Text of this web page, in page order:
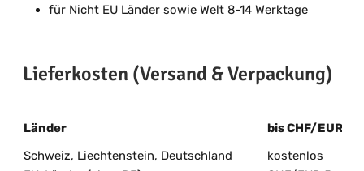
für Nicht EU Länder sowie Welt 8-14 Werktage
Lieferkosten (Versand & Verpackung)
Länder
bis CHF/EUR
Schweiz, Liechtenstein, Deutschland
kostenlos